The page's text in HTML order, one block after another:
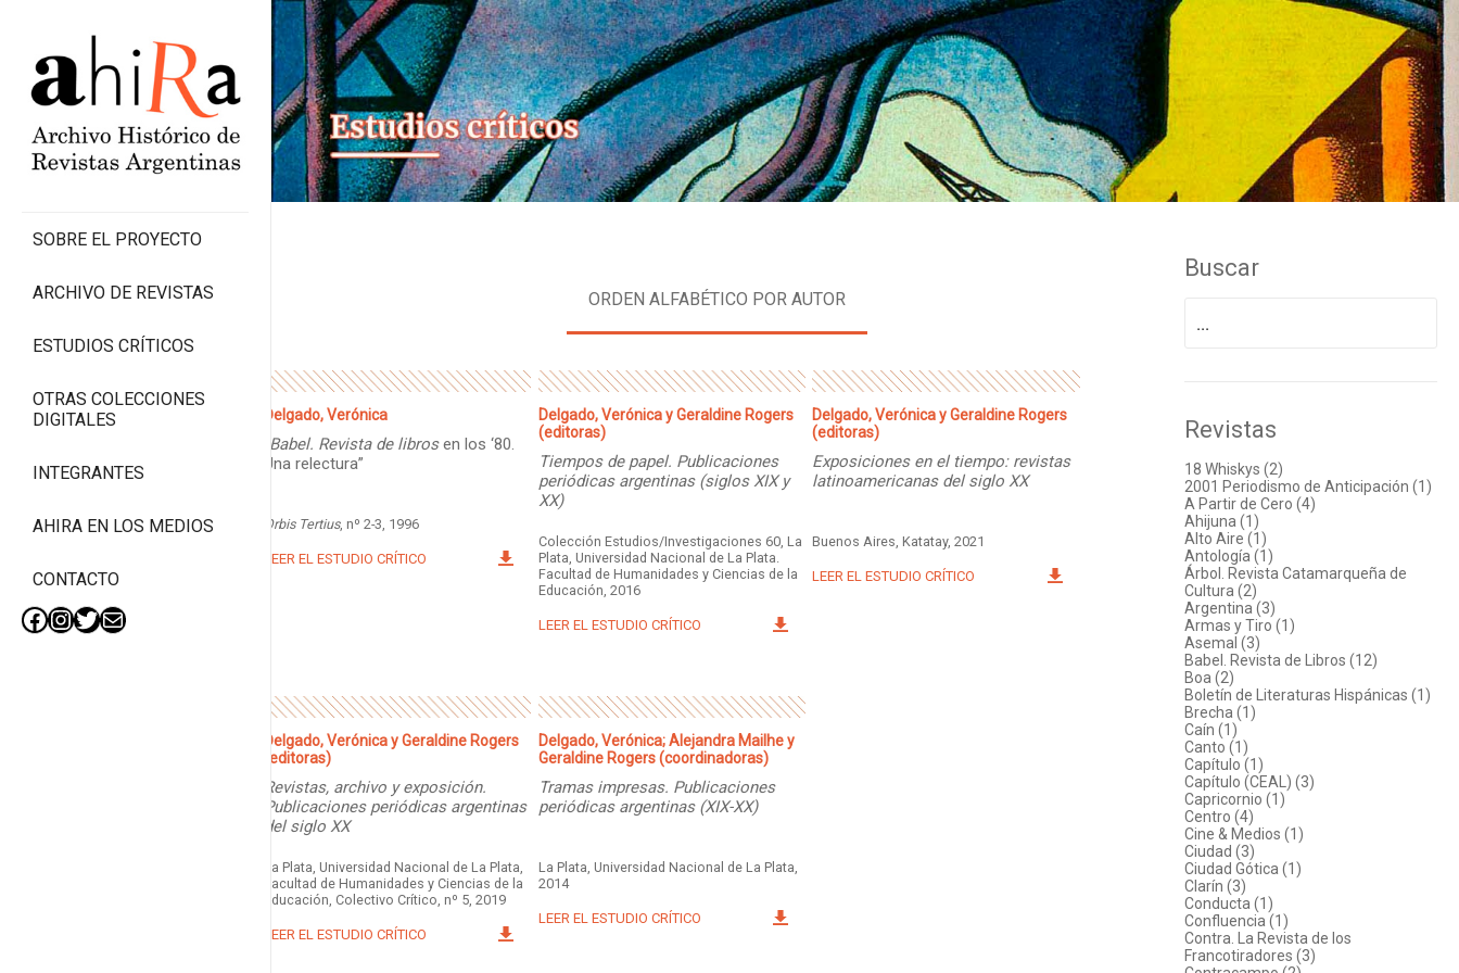
Skip
to
content
SOBRE EL PROYECTO
ARCHIVO DE REVISTAS
ESTUDIOS CRÍTICOS
OTRAS COLECCIONES
DIGITALES
INTEGRANTES
AHIRA EN LOS MEDIOS
CONTACTO
Facebook
Instagram
Twitter
Mail
ORDEN ALFABÉTICO POR AUTOR
Delgado, Verónica
Babel. Revista de librosen los ‘80.
Una relectura”
Orbis Tertius, nº 2-3, 1996
LEER EL ESTUDIO CRÍTICO
Delgado, Verónica y Geraldine Rogers
(editoras)
Tiempos de papel. Publicaciones
periódicas argentinas (siglos XIX y
XX)
Colección Estudios/Investigaciones 60, La
Plata, Universidad Nacional de La Plata.
Facultad de Humanidades y Ciencias de la
Educación, 2016
LEER EL ESTUDIO CRÍTICO
Delgado, Verónica y Geraldine Rogers
(editoras)
Exposiciones en el tiempo: revistas
latinoamericanas del siglo XX
Buenos Aires, Katatay, 2021
LEER EL ESTUDIO CRÍTICO
Delgado, Verónica y Geraldine Rogers
(editoras)
Revistas, archivo y exposición.
Publicaciones periódicas argentinas
del siglo XX
La Plata, Universidad Nacional de La Plata,
Facultad de Humanidades y Ciencias de la
Educación, Colectivo Crítico, nº 5, 2019
LEER EL ESTUDIO CRÍTICO
Delgado, Verónica; Alejandra Mailhe y
Geraldine Rogers (coordinadoras)
Tramas impresas. Publicaciones
periódicas argentinas (XIX-XX)
La Plata, Universidad Nacional de La Plata,
2014
LEER EL ESTUDIO CRÍTICO
Buscar
Revistas
18 Whiskys (2)
2001 Periodismo de Anticipación (1)
A Partir de Cero (4)
Ahijuna (1)
Alto Aire (1)
Antología (1)
Árbol. Revista Catamarqueña de
Cultura (2)
Argentina (3)
Armas y Tiro (1)
Asemal (3)
Babel. Revista de Libros (12)
Boa (2)
Boletín de Literaturas Hispánicas (1)
Brecha (1)
Caín (1)
Canto (1)
Capítulo (1)
Capítulo (CEAL) (3)
Capricornio (1)
Centro (4)
Cine & Medios (1)
Ciudad (3)
Ciudad Gótica (1)
Clarín (3)
Conducta (1)
Confluencia (1)
Contra. La Revista de los
Francotiradores (3)